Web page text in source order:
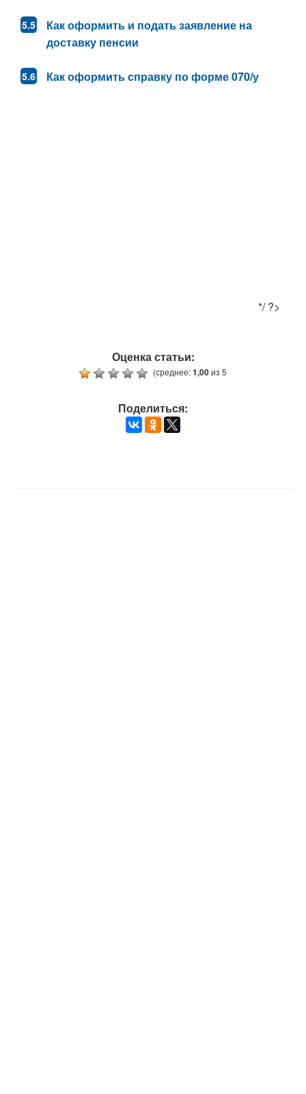
Как оформить и подать заявление на
доставку пенсии
Как оформить справку по форме 070/у
*/ ?>
Оценка статьи:
(среднее:1,00из 5
Поделиться: